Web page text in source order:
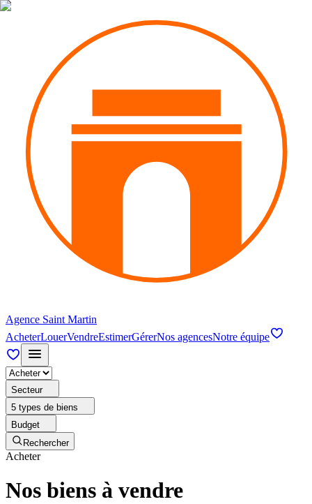
Agence Saint Martin
AcheterLouerVendreEstimerGérerNos agencesNotre équipe
Secteur
5 types de biens
Budget
Rechercher
Acheter
Nos biens à vendre